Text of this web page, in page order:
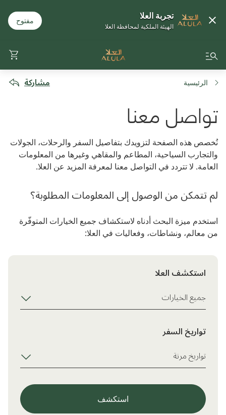
الرئيسية مشاركة
تواصل معنا
نُخصص هذه الصفحة لتزويدك بتفاصيل السفر والرحلات، الجولات
والتجارب السياحية، المطاعم والمقاهي وغيرها من المعلومات
العامة. لا تتردد في التواصل معنا لمعرفة المزيد عن العلا.
لم تتمكن من الوصول إلى المعلومات المطلوبة؟
استخدم ميزة البحث أدناه لاستكشاف جميع الخيارات المتوفّرة
من معالم، ونشاطات، وفعاليات في العلا:
استكشف العلا
جميع الخيارات
تواريخ السفر
استكشف
تجربة العلا
الهيئة الملكية لمحافظة العلا
مفتوح